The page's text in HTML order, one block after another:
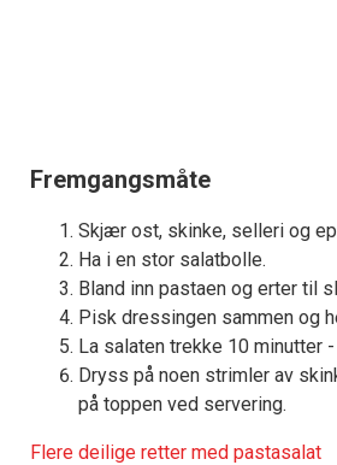
Fremgangsmåte
Skjær ost, skinke, selleri og
Ha i en stor salatbolle.
Bland inn pastaen og erter til
Pisk dressingen sammen og
La salaten trekke 10 minutter
Dryss på noen strimler av
på toppen ved servering.
Flere deilige retter med pastasalat